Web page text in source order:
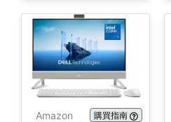
Amazon 購買指南